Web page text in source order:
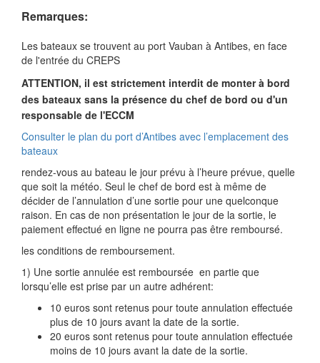
Remarques:
Les bateaux se trouvent au port Vauban à Antibes, en face
de l'entrée du CREPS
ATTENTION, il est strictement interdit de monter à bord
des bateaux sans la présence du chef de bord ou d'un
responsable de l'ECCM
Consulter le plan du port d’Antibes avec l’emplacement des
bateaux
rendez-vous au bateau le jour prévu à l’heure prévue, quelle
que soit la météo. Seul le chef de bord est à même de
décider de l’annulation d’une sortie pour une quelconque
raison. En cas de non présentation le jour de la sortie, le
paiement effectué en ligne ne pourra pas être remboursé.
les conditions de remboursement.
1) Une sortie annulée est remboursée en partie que
lorsqu’elle est prise par un autre adhérent:
10 euros sont retenus pour toute annulation effectuée
plus de 10 jours avant la date de la sortie.
20 euros sont retenus pour toute annulation effectuée
moins de 10 jours avant la date de la sortie.